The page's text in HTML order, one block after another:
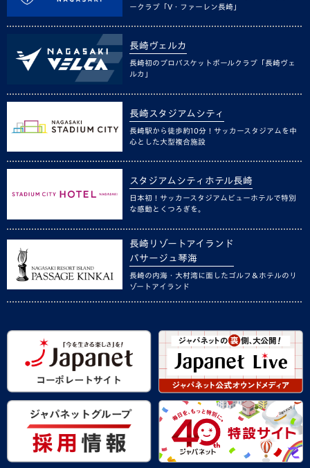
ークラブ「V・ファーレン長崎」
長崎ヴェルカ
長崎初のプロバスケットボールクラブ「長崎ヴェ
ルカ」
長崎スタジアムシティ
長崎駅から徒歩約10分！サッカースタジアムを中
心とした大型複合施設
スタジアムシティホテル長崎
日本初！サッカースタジアムビューホテルで特別
な感動とくつろぎを。
長崎リゾートアイランド
パサージュ琴海
長崎の内海・大村湾に面したゴルフ＆ホテルのリ
ゾートアイランド